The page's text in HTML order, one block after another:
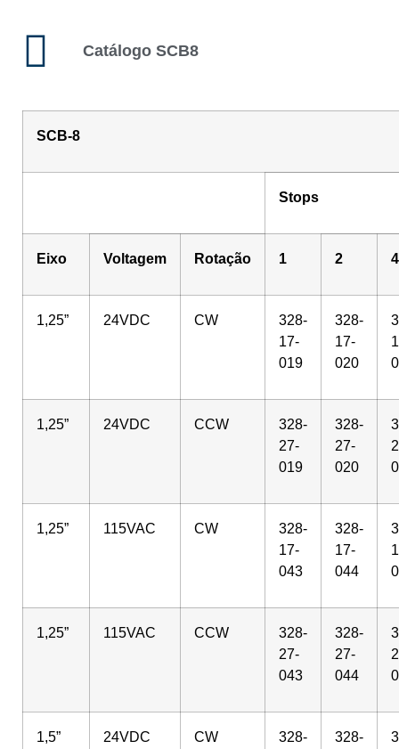
Catálogo SCB8
SCB-8
Stops
Eixo Voltagem Rotação 1 2 4
1,25” 24VDC CW
328-
17-
019
328-
17-
020
1,25” 24VDC CCW
328-
27-
019
328-
27-
020
1,25” 115VAC CW
328-
17-
043
328-
17-
044
1,25” 115VAC CCW
328-
27-
043
328-
27-
044
1,5” 24VDC CW
328-
328-